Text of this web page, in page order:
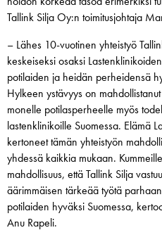
Tallink Silja Oy:n toimitusjohtaja
– Lähes 10-vuotinen yhteistyö
keskeiseksi osaksi
potilaiden ja heidän perheidensä
Hylkeen ystävyys on
monelle potilasperheelle myös
lastenklinikoille Suomessa. Elämä
kertoneet tämän yhteistyön
yhdessä kaikkia mukaan.
mahdollisuus, että Tallink Silja
äärimmäisen tärkeää työtä
potilaiden hyväksi Suomessa,
Anu Rapeli.